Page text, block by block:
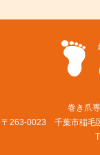
巻き爪
〒263-0023 千葉市稲毛